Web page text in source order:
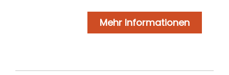
Mehr Informationen